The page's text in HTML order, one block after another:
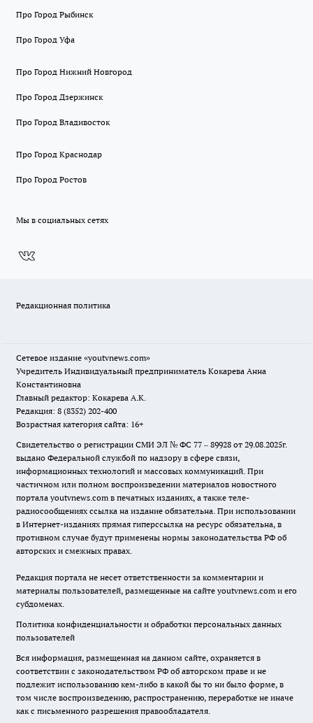
Про Город Рыбинск
Про Город Уфа
Про Город Нижний Новгород
Про Город Дзержинск
Про Город Владивосток
Про Город Краснодар
Про Город Ростов
Мы в социальных сетях
Редакционная политика
Сетевое издание «youtvnews.com»
Учредитель Индивидуальный предприниматель Кокарева Анна
Константиновна
Главный редактор: Кокарева А.К.
Редакция: 8 (8352) 202-400
Возрастная категория сайта: 16+
Свидетельство о регистрации СМИ ЭЛ № ФС 77 – 89928 от 29.08.2025г.
выдано Федеральной службой по надзору в сфере связи,
информационных технологий и массовых коммуникаций. При
частичном или полном воспроизведении материалов новостного
портала youtvnews.com в печатных изданиях, а также теле-
радиосообщениях ссылка на издание обязательна. При использовании
в Интернет-изданиях прямая гиперссылка на ресурс обязательна, в
противном случае будут применены нормы законодательства РФ об
авторских и смежных правах.
Редакция портала не несет ответственности за комментарии и
материалы пользователей, размещенные на сайте youtvnews.com и его
субдоменах.
Политика конфиденциальности и обработки персональных данных
пользователей
Вся информация, размещенная на данном сайте, охраняется в
соответствии с законодательством РФ об авторском праве и не
подлежит использованию кем-либо в какой бы то ни было форме, в
том числе воспроизведению, распространению, переработке не иначе
как с письменного разрешения правообладателя.